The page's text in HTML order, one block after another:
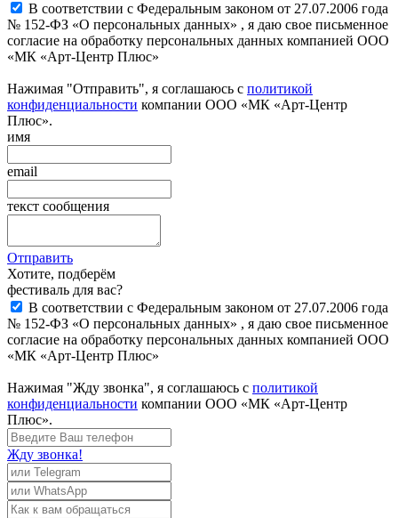
В соответствии с Федеральным законом от 27.07.2006 года
№ 152-ФЗ «О персональных данных» , я даю свое письменное
согласие на обработку персональных данных компанией ООО
«МК «Арт-Центр Плюс»
Нажимая "Отправить", я соглашаюсь с политикой
конфиденциальности компании ООО «МК «Арт-Центр
Плюс».
имя
email
текст сообщения
Отправить
Хотите, подберём
фестиваль для вас?
В соответствии с Федеральным законом от 27.07.2006 года
№ 152-ФЗ «О персональных данных» , я даю свое письменное
согласие на обработку персональных данных компанией ООО
«МК «Арт-Центр Плюс»
Нажимая "Жду звонка", я соглашаюсь с политикой
конфиденциальности компании ООО «МК «Арт-Центр
Плюс».
Жду звонка!